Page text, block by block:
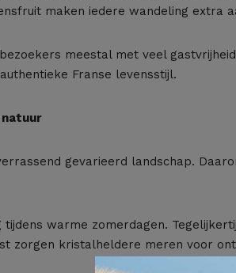
maken iedere wandeling extra
meestal met veel
Franse levensstijl.
natuur
gevarieerd landschap.
warme zomerdagen.
zorgen kristalheldere meren voor